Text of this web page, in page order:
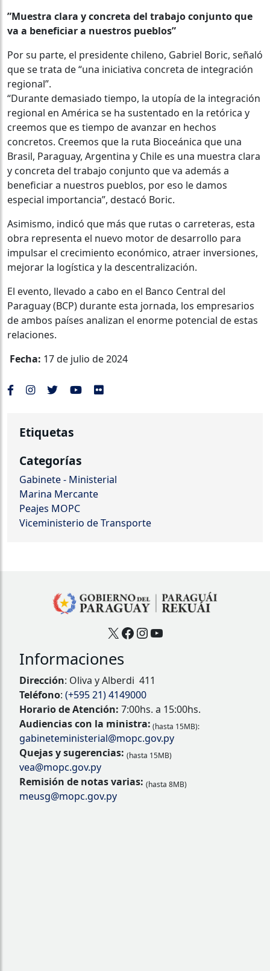
”Muestra clara y concreta del trabajo conjunto que
va a beneficiar a nuestros pueblos”
Por su parte, el presidente chileno, Gabriel Boric, señaló
que se trata de “una iniciativa concreta de integración
regional”.
“Durante demasiado tiempo, la utopía de la integración
regional en América se ha sustentado en la retórica y
creemos que es tiempo de avanzar en hechos
concretos. Creemos que la ruta Bioceánica que una
Brasil, Paraguay, Argentina y Chile es una muestra clara
y concreta del trabajo conjunto que va además a
beneficiar a nuestros pueblos, por eso le damos
especial importancia”, destacó Boric.
Asimismo, indicó que más que rutas o carreteras, esta
obra representa el nuevo motor de desarrollo para
impulsar el crecimiento económico, atraer inversiones,
mejorar la logística y la descentralización.
El evento, llevado a cabo en el Banco Central del
Paraguay (BCP) durante esta jornada, los empresarios
de ambos países analizan el enorme potencial de estas
relaciones.
Fecha: 17 de julio de 2024
Etiquetas
Categorías
Gabinete - Ministerial
Marina Mercante
Peajes MOPC
Viceministerio de Transporte
X Facebook
Instagram
YouTube
Informaciones
Dirección: Oliva y Alberdi 411
Teléfono: (+595 21) 4149000
Horario de Atención: 7:00hs. a 15:00hs.
Audiencias con la ministra: (hasta 15MB):
gabineteministerial@mopc.gov.py
Quejas y sugerencias: (hasta 15MB)
vea@mopc.gov.py
Remisión de notas varias: (hasta 8MB)
meusg@mopc.gov.py